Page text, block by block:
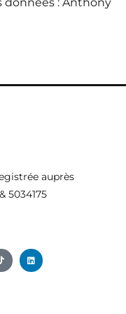
données : Anthony
auprès
5034175